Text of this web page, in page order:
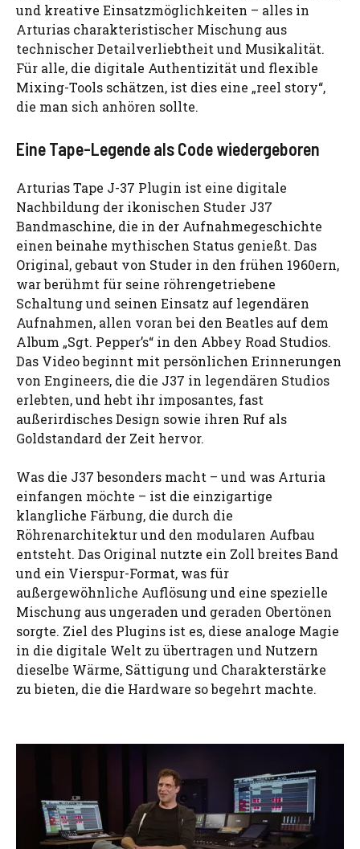
und kreative Einsatzmöglichkeiten – alles in
Arturias charakteristischer Mischung aus
technischer Detailverliebtheit und Musikalität.
Für alle, die digitale Authentizität und flexible
Mixing-Tools schätzen, ist dies eine „reel story“,
die man sich anhören sollte.
Eine Tape-Legende als Code wiedergeboren
Arturias Tape J-37 Plugin ist eine digitale
Nachbildung der ikonischen Studer J37
Bandmaschine, die in der Aufnahmegeschichte
einen beinahe mythischen Status genießt. Das
Original, gebaut von Studer in den frühen 1960ern,
war berühmt für seine röhrengetriebene
Schaltung und seinen Einsatz auf legendären
Aufnahmen, allen voran bei den Beatles auf dem
Album „Sgt. Pepper’s“ in den Abbey Road Studios.
Das Video beginnt mit persönlichen Erinnerungen
von Engineers, die die J37 in legendären Studios
erlebten, und hebt ihr imposantes, fast
außerirdisches Design sowie ihren Ruf als
Goldstandard der Zeit hervor.
Was die J37 besonders macht – und was Arturia
einfangen möchte – ist die einzigartige
klangliche Färbung, die durch die
Röhrenarchitektur und den modularen Aufbau
entsteht. Das Original nutzte ein Zoll breites Band
und ein Vierspur-Format, was für
außergewöhnliche Auflösung und eine spezielle
Mischung aus ungeraden und geraden Obertönen
sorgte. Ziel des Plugins ist es, diese analoge Magie
in die digitale Welt zu übertragen und Nutzern
dieselbe Wärme, Sättigung und Charakterstärke
zu bieten, die die Hardware so begehrt machte.